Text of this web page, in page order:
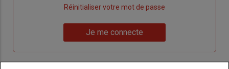
de
Réinitialiser votre mot de passe
me
connecte"
Je me connecte